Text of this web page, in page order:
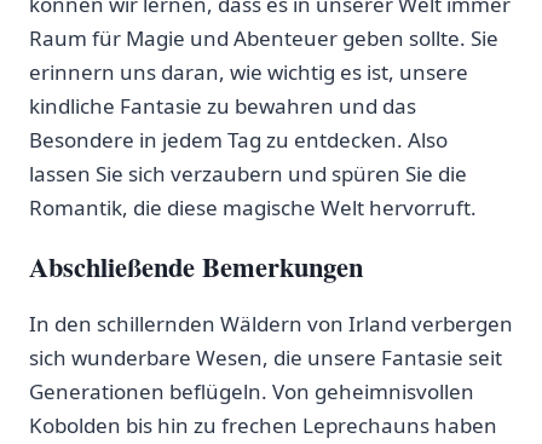
Raum für Magie ⁤und Abenteuer ​geben sollte.​ Sie
erinnern‍ uns daran, ⁤wie wichtig es ist, unsere
kindliche‌ Fantasie zu bewahren ⁤und das
Besondere in jedem Tag zu entdecken. Also
‍lassen ⁣Sie sich verzaubern und spüren​ Sie die‌
Romantik, die diese magische ⁣Welt ‌hervorruft.
Abschließende Bemerkungen
In den schillernden‍ Wäldern ⁣von Irland verbergen
sich wunderbare⁣ Wesen, die unsere ⁤Fantasie‌ seit
Generationen beflügeln. Von ⁤geheimnisvollen
Kobolden bis hin ‌zu frechen Leprechauns haben